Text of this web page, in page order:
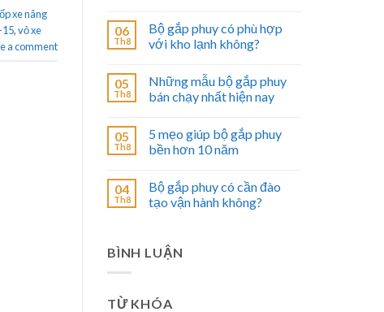
xe nâng
15,vỏ xe
a comment
06
Th8
Bộ gắp phuy có phù hợp
với kho lạnh không?
05
Th8
Những mẫu bộ gắp phuy
bán chạy nhất hiện nay
05
Th8
5 mẹo giúp bộ gắp phuy
bền hơn 10 năm
04
Th8
Bộ gắp phuy có cần đào
tạo vận hành không?
BÌNH LUẬN
TỪ KHÓA